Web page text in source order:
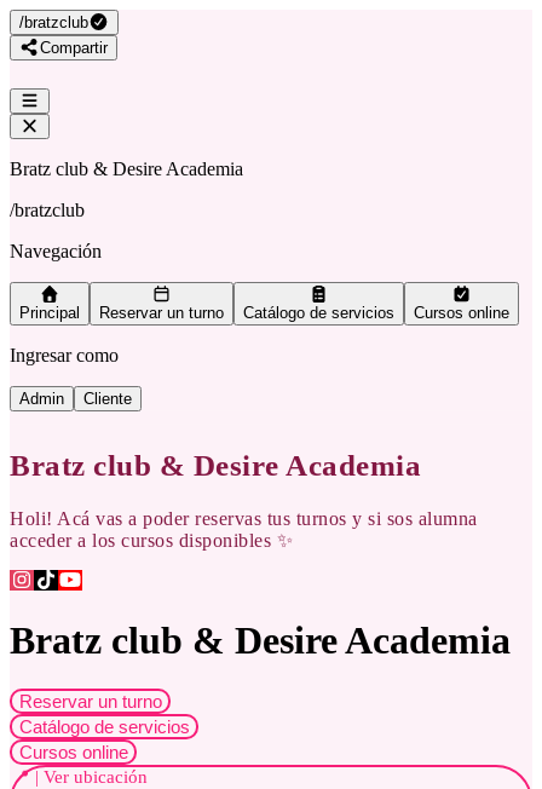
/bratzclub
Compartir
Bratz club & Desire Academia
/bratzclub
Navegación
Principal Reservar un turno Catálogo de servicios Cursos online
Ingresar como
Admin Cliente
Bratz club & Desire Academia
Holi! Acá vas a poder reservas tus turnos y si sos alumna
acceder a los cursos disponibles ✨
Bratz club & Desire Academia
Reservar un turno
Catálogo de servicios
Cursos online
📍 | Ver ubicación